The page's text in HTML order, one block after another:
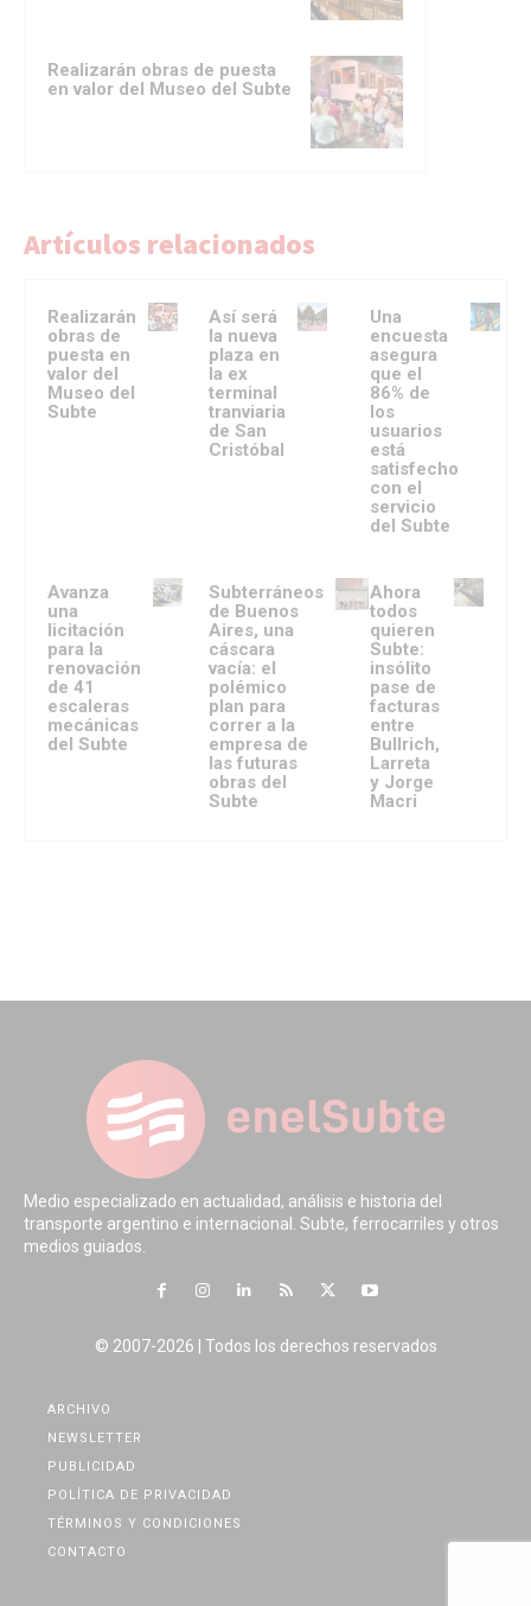
Realizarán obras de puesta
en valor del Museo del Subte
Artículos relacionados
Realizarán
obras de
puesta en
valor del
Museo del
Subte
Así será
la nueva
plaza en
la ex
terminal
tranviaria
de San
Cristóbal
Una
encuesta
asegura
que el
86% de
los
usuarios
está
satisfecho
con el
servicio
del Subte
Avanza
una
licitación
para la
renovación
de 41
escaleras
mecánicas
del Subte
Subterráneos
de Buenos
Aires, una
cáscara
vacía: el
polémico
plan para
correr a la
empresa de
las futuras
obras del
Subte
Ahora
todos
quieren
Subte:
insólito
pase de
facturas
entre
Bullrich,
Larreta
y Jorge
Macri
Medio especializado en actualidad, análisis e historia del
transporte argentino e internacional. Subte, ferrocarriles y otros
medios guiados.
© 2007-2026 | Todos los derechos reservados
ARCHIVO
NEWSLETTER
PUBLICIDAD
POLÍTICA DE PRIVACIDAD
TÉRMINOS Y CONDICIONES
CONTACTO